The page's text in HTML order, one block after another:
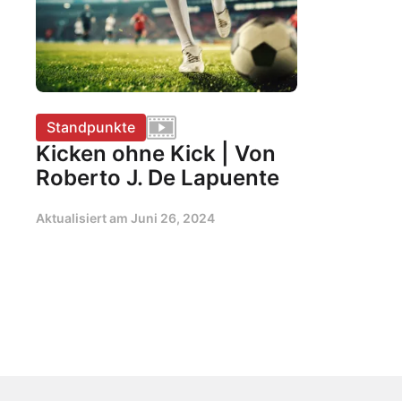
Standpunkte
Kicken ohne Kick | Von
Roberto J. De Lapuente
Aktualisiert am Juni 26, 2024